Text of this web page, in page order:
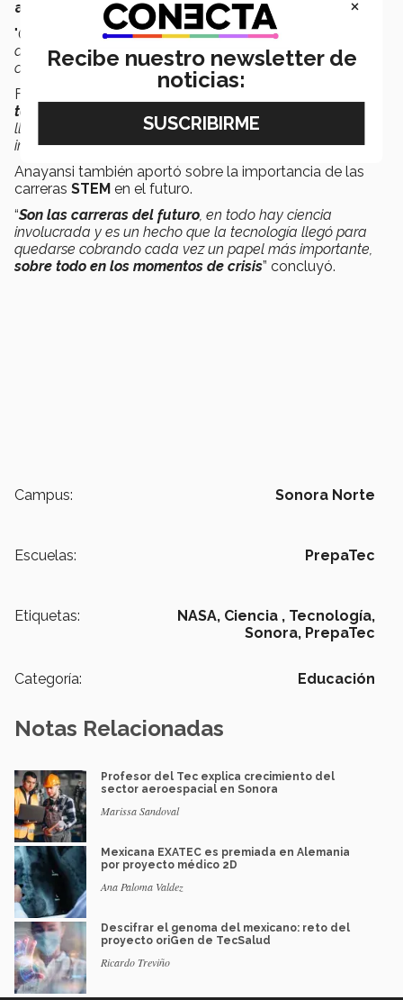
aeroespacial.
"Quiero dedicarme a crear proyectos que estudien más
allá de la tierra y a lacreación de robots que estudien
otros planetas".
Frank añadió “
tecnología, ingeniería, y matemáticas
lleva al mundo a
crear y solucionar problemas
innovación”.
Anayansi también aportó sobre la importancia de las
carreras STEM en el futuro.
“Son las carreras del futuro, en todo hay ciencia
involucrada y es un hecho que la tecnología llegó para
quedarse cobrando cada vez un papel más importante,
sobre todo en los momentos de crisis” concluyó.
Campus: Sonora Norte
Escuelas: PrepaTec
Etiquetas: NASA, Ciencia , Tecnología,
Sonora, PrepaTec
Categoría: Educación
Notas Relacionadas
Profesor del Tec explica crecimiento del
sector aeroespacial en Sonora
Marissa Sandoval
Mexicana EXATEC es premiada en Alemania
por proyecto médico 2D
Ana Paloma Valdez
Descifrar el genoma del mexicano: reto del
proyecto oriGen de TecSalud
Ricardo Treviño
Recibe nuestro newsletter de
noticias: